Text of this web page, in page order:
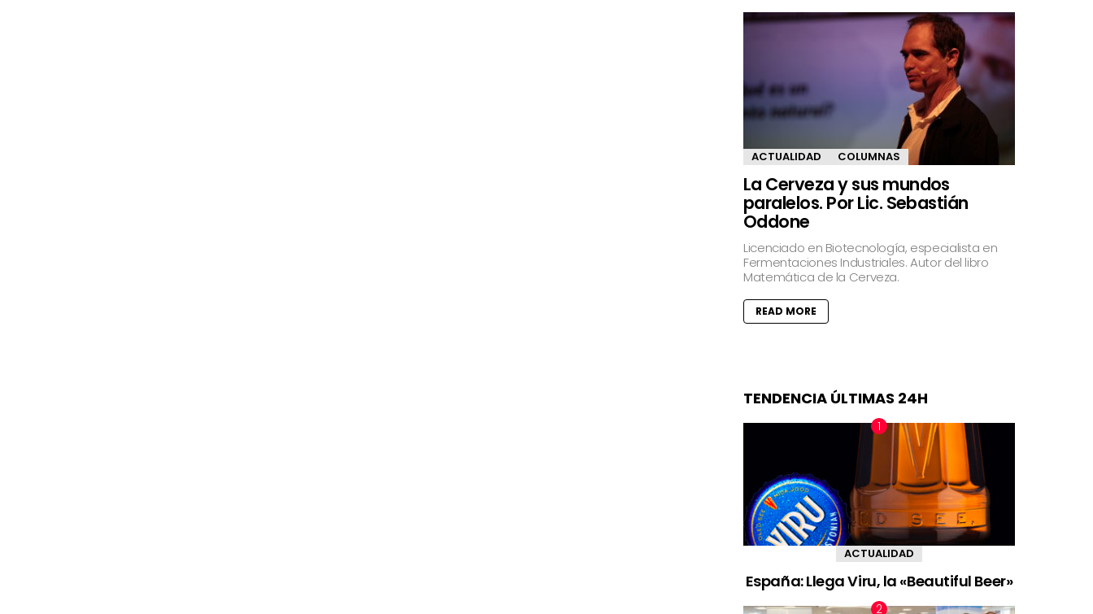
ACTUALIDAD COLUMNAS
La Cerveza y sus mundos
paralelos. Por Lic. Sebastián
Oddone
Licenciado en Biotecnología, especialista en
Fermentaciones Industriales. Autor del libro
Matemática de la Cerveza.
READ MORE
TENDENCIA ÚLTIMAS 24H
ACTUALIDAD
España: Llega Viru, la «Beautiful Beer»